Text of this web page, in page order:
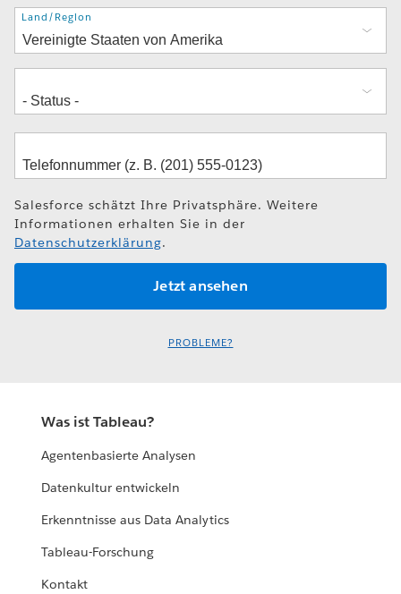
Adresse
Land/Region
Salesforce schätzt Ihre Privatsphäre. Weitere
Informationen erhalten Sie in der
Datenschutzerklärung.
PROBLEME?
Was ist Tableau?
Agentenbasierte Analysen
Datenkultur entwickeln
Erkenntnisse aus Data Analytics
Tableau-Forschung
Kontakt